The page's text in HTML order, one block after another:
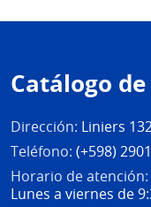
de
página
Catálogo
Dirección: Liniers
Teléfono: (+598)
Horario de atención:
Lunes a viernes de